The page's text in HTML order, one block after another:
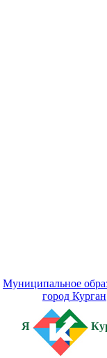
Муниципальное
город Курган
Я